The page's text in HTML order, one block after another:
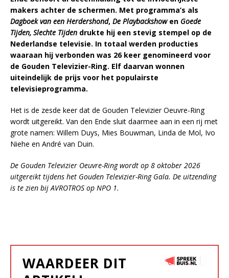
makers achter de schermen. Met programma’s als
Dagboek van een Herdershond, De Playbackshowen Goede
Tijden, Slechte Tijden drukte hij een stevig stempel op de
Nederlandse televisie. In totaal werden producties
waaraan hij verbonden was 26 keer genomineerd voor
de Gouden Televizier-Ring. Elf daarvan wonnen
uiteindelijk de prijs voor het populairste
televisieprogramma.
Het is de zesde keer dat de Gouden Televizier Oeuvre-Ring
wordt uitgereikt. Van den Ende sluit daarmee aan in een rij met
grote namen: Willem Duys, Mies Bouwman, Linda de Mol, Ivo
Niehe en André van Duin.
De Gouden Televizier Oeuvre-Ring wordt op 8 oktober 2026
uitgereikt tijdens het Gouden Televizier-Ring Gala. De uitzending
is te zien bij AVROTROS op NPO 1.
WAARDEER DIT